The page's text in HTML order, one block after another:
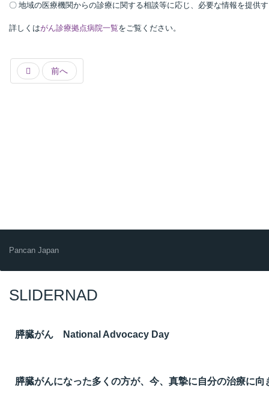
〇 地域の医療機関からの診療に関する相談等に応じ、必要な情報を提供す
詳しくはがん診療拠点病院一覧をご覧ください。
前へ
Pancan Japan
SLIDERNAD
膵臓がん National Advocacy Day
膵臓がんになった多くの方が、今、真摯に自分の治療に向